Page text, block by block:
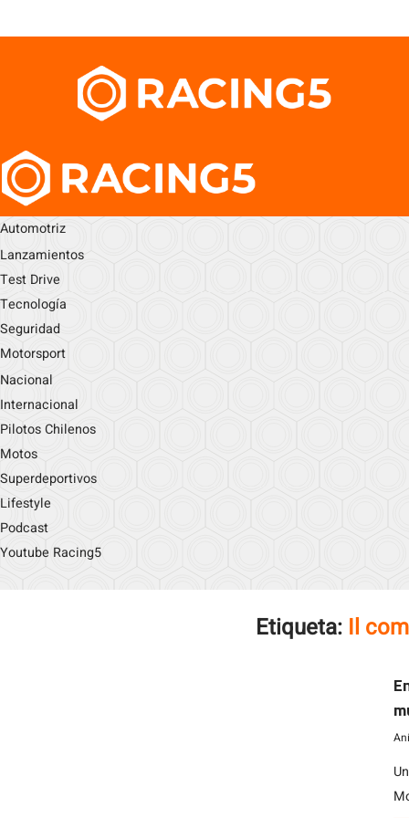
Automotriz
Lanzamientos
Test Drive
Tecnología
Seguridad
Motorsport
Nacional
Internacional
Pilotos Chilenos
Motos
Superdeportivos
Lifestyle
Podcast
Youtube Racing5
Etiqueta: Il